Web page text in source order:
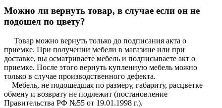
Можно ли вернуть товар, в случае если он не
подошел по цвету?
Товар можно вернуть только до подписания акта о
приемке. При получении мебели в магазине или при
доставке, вы осматриваете мебель и подписываете акт о
приемке. После этого вернуть купленную мебель можно
только в случае производственного дефекта.
Мебель, не подошедшая по размеру, габариту, расцветке
обмену и возврату не подлежит (постановление
Правительства РФ №55 от 19.01.1998 г.).